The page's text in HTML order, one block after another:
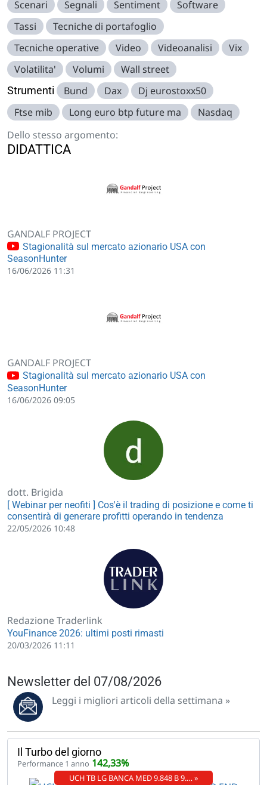
Scenari Segnali Sentiment
Software
Tassi
Tecniche di portafoglio
Tecniche operative
Video Videoanalisi
Vix
Volatilita'
Volumi Wall street
Strumenti Bund Dax
Dj eurostoxx50
Ftse mib
Long euro btp future ma
Nasdaq
Dello stesso argomento:
DIDATTICA
GANDALF PROJECT
Stagionalità sul mercato azionario USA con
SeasonHunter
16/06/2026 11:31
GANDALF PROJECT
Stagionalità sul mercato azionario USA con
SeasonHunter
16/06/2026 09:05
dott. Brigida
[ Webinar per neofiti ] Cos'è il trading di posizione e come ti
consentirà di generare profitti operando in tendenza
22/05/2026 10:48
Redazione Traderlink
YouFinance 2026: ultimi posti rimasti
20/03/2026 11:11
Newsletter del 07/08/2026
Leggi i migliori articoli della settimana »
Il Turbo del giorno
Performance 1 anno 142,33%
UCH TB LG BANCA MED 9.848 B 9.… »